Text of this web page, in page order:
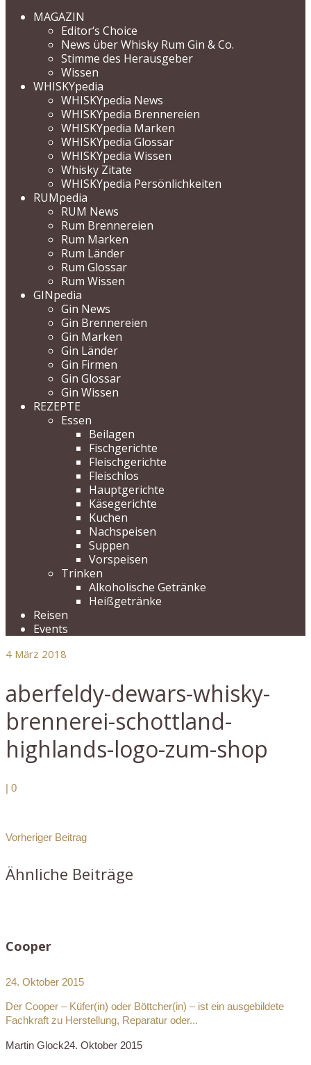
MAGAZIN
Editor‘s Choice
News über Whisky Rum Gin & Co.
Stimme des Herausgeber
Wissen
WHISKYpedia
WHISKYpedia News
WHISKYpedia Brennereien
WHISKYpedia Marken
WHISKYpedia Glossar
WHISKYpedia Wissen
Whisky Zitate
WHISKYpedia Persönlichkeiten
RUMpedia
RUM News
Rum Brennereien
Rum Marken
Rum Länder
Rum Glossar
Rum Wissen
GINpedia
Gin News
Gin Brennereien
Gin Marken
Gin Länder
Gin Firmen
Gin Glossar
Gin Wissen
REZEPTE
Essen
Beilagen
Fischgerichte
Fleischgerichte
Fleischlos
Hauptgerichte
Käsegerichte
Kuchen
Nachspeisen
Suppen
Vorspeisen
Trinken
Alkoholische Getränke
Heißgetränke
Reisen
Events
4 März 2018
aberfeldy-dewars-whisky-
brennerei-schottland-
highlands-logo-zum-shop
| 0
Vorheriger Beitrag
Ähnliche Beiträge
Cooper
24. Oktober 2015
Der Cooper – Küfer(in) oder Böttcher(in) – ist ein ausgebildete
Fachkraft zu Herstellung, Reparatur oder...
Martin Glock24. Oktober 2015